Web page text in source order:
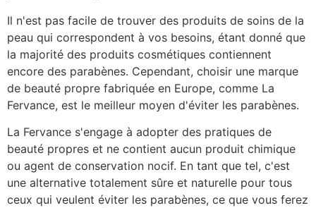
Il n'est pas facile de trouver des produits de soins de la
peau qui correspondent à vos besoins, étant donné que
la majorité des produits cosmétiques contiennent
encore des parabènes. Cependant, choisir une marque
de beauté propre fabriquée en Europe, comme La
Fervance, est le meilleur moyen d'éviter les parabènes.
La Fervance s'engage à adopter des pratiques de
beauté propres et ne contient aucun produit chimique
ou agent de conservation nocif. En tant que tel, c'est
une alternative totalement sûre et naturelle pour tous
ceux qui veulent éviter les parabènes, ce que vous ferez